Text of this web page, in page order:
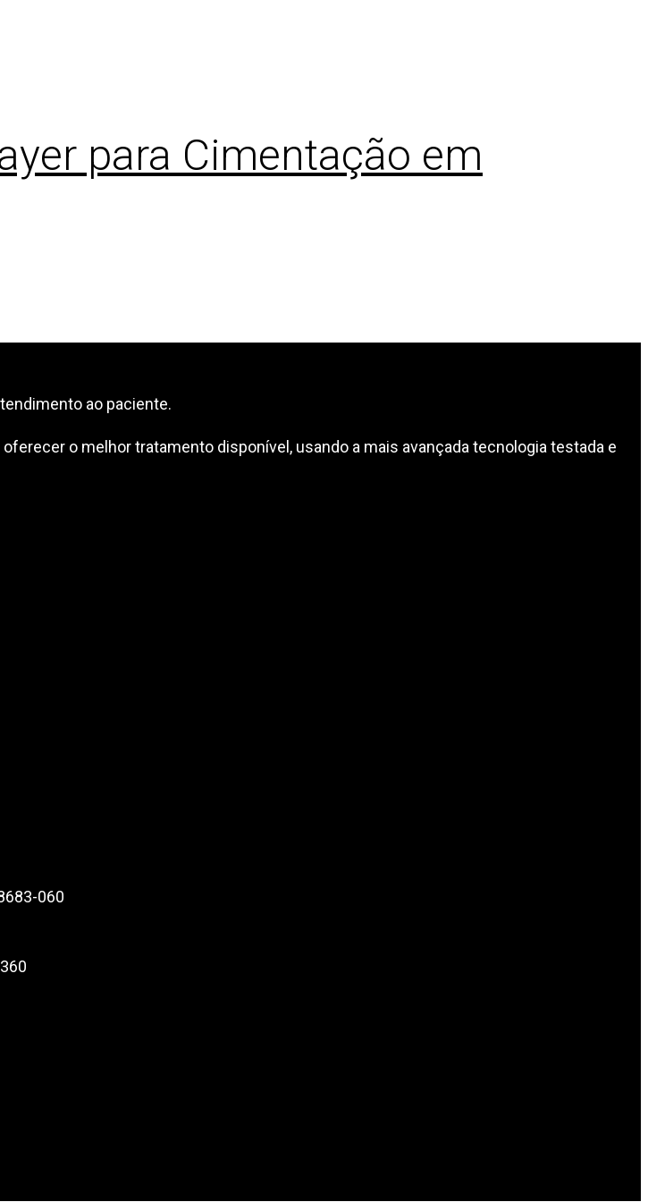
para Cimentação em
ao paciente.
o melhor tratamento disponível, usando a mais avançada tecnologia testada e
060